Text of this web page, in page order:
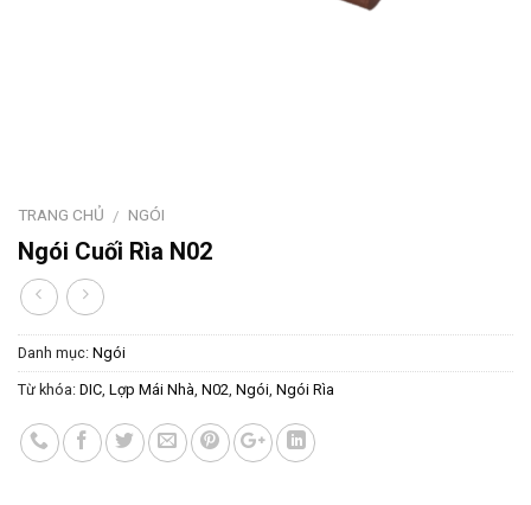
TRANG CHỦ / NGÓI
Ngói Cuối Rìa N02
Danh mục: Ngói
Từ khóa: DIC, Lợp Mái Nhà, N02, Ngói, Ngói Rìa